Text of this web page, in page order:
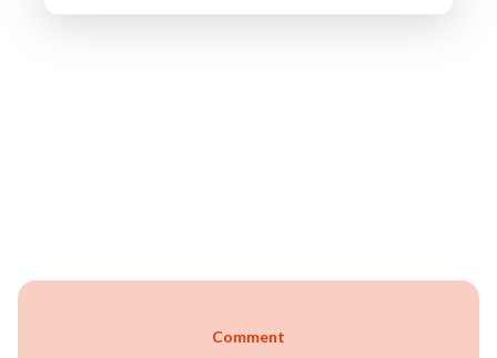
が大きく開くため、中身が取り出しやすくなっています。外側に
Comment